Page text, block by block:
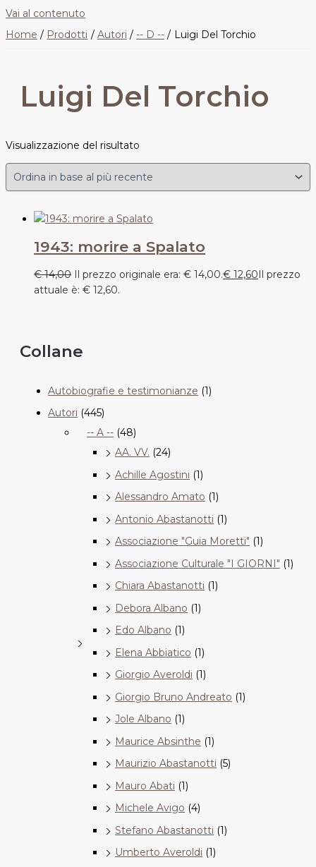
Vai al contenuto
Home
Prodotti Autori -- D -- Luigi Del Torchio
Collane
Autobiografie e testimonianze (1)
Autori (445)
-- A -- (48)
AA. VV. (24)
Achille Agostini (1)
Alessandro Amato (1)
Antonio Abastanotti (1)
Associazione "Guia Moretti" (1)
Associazione Culturale "I GIORNI" (1)
Chiara Abastanotti (1)
Debora Albano (1)
Edo Albano (1)
Elena Abbiatico (1)
Giorgio Averoldi (1)
Giorgio Bruno Andreato (1)
Jole Albano (1)
Maurice Absinthe (1)
Maurizio Abastanotti (5)
Mauro Abati (1)
Michele Avigo (4)
Stefano Abastanotti (1)
Umberto Averoldi (1)
Luigi Del Torchio
Visualizzazione del risultato
1943: morire a Spalato
€14,00 Il prezzo originale era: € 14,00.€ 12,60Il prezzo
attuale è: € 12,60.